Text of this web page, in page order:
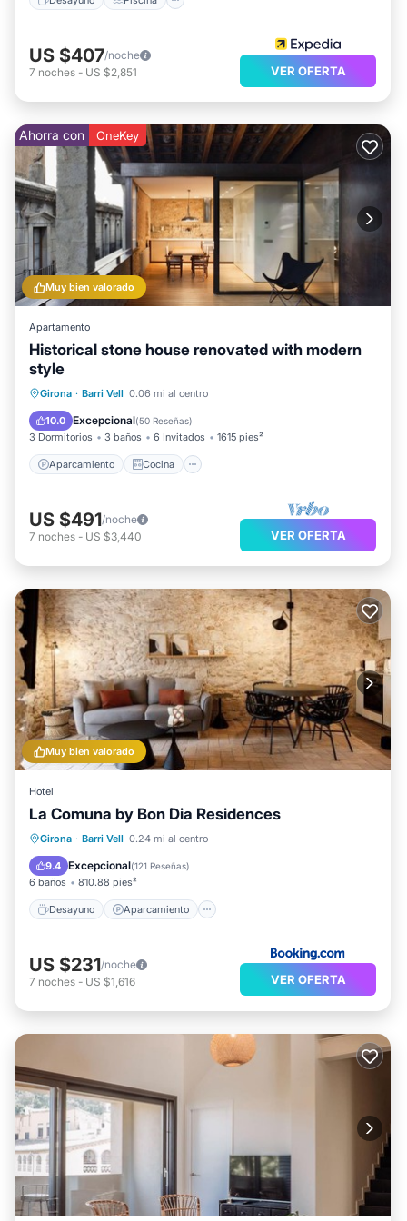
US $407/noche
7 noches - US $2,851 VER OFERTA
Muy bien valorado
Ahorra con OneKey
Apartamento
Historical stone house renovated with modern
style
Girona · Barri Vell 0.06 mi al centro
10.0 Excepcional(50 Reseñas)
3 Dormitorios 3 baños 6 Invitados 1615 pies²
Aparcamiento Cocina
Aparcamiento
Cocina
Aire acondicionado
US $491/noche
7 noches - US $3,440 VER OFERTA
Muy bien valorado
Hotel
La Comuna by Bon Dia Residences
Girona · Barri Vell 0.24 mi al centro
9.4 Excepcional(121 Reseñas)
6 baños 810.88 pies²
Desayuno Aparcamiento
Desayuno
Aparcamiento
Balcón/Terraza
US $231/noche
7 noches - US $1,616 VER OFERTA